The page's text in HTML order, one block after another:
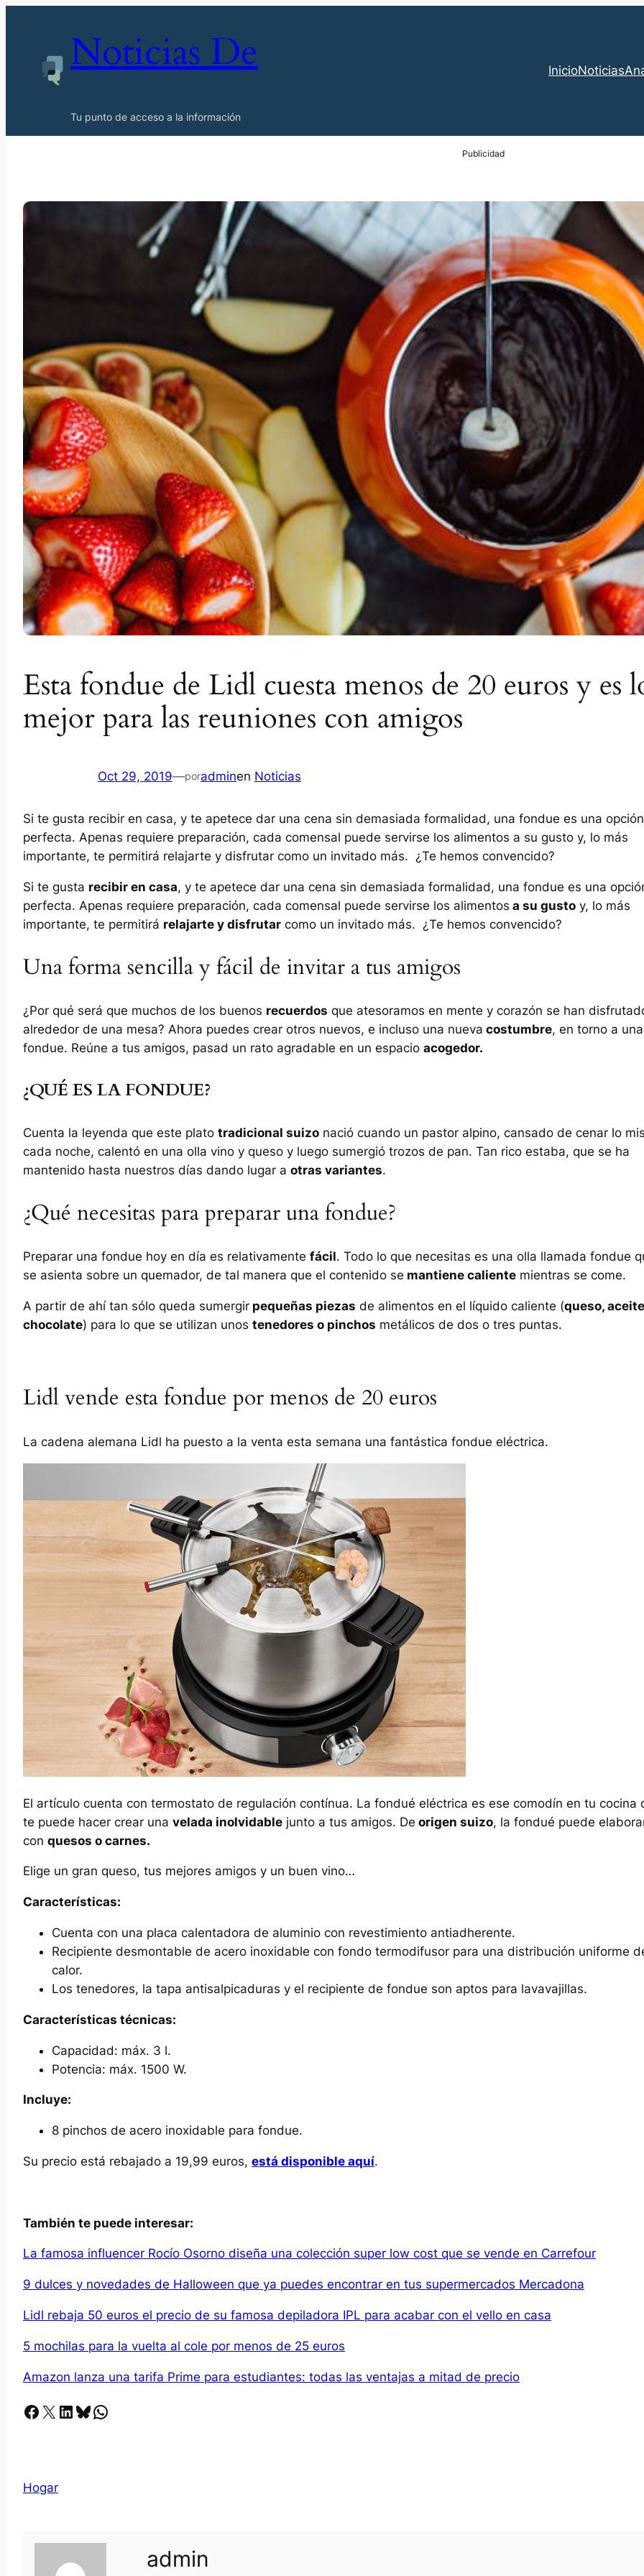
Noticias De
Tu punto de acceso a la información
InicioNoticias
Esta fondue de Lidl cuesta menos de 20 euros y es
mejor para las reuniones con amigos
Oct 29, 2019—poradminen Noticias
Si te gusta recibir en casa, y te apetece dar una cena sin demasiada formalidad, una fondue es una opción
perfecta. Apenas requiere preparación, cada comensal puede servirse los alimentos a su gusto y, lo más
importante, te permitirá relajarte y disfrutar como un invitado más. ¿Te hemos convencido?
Si te gusta recibir en casa, y te apetece dar una cena sin demasiada formalidad, una fondue es una
perfecta. Apenas requiere preparación, cada comensal puede servirse los alimentos a su gusto y, lo más
importante, te permitirá relajarte y disfrutar como un invitado más. ¿Te hemos convencido?
Una forma sencilla y fácil de invitar a tus amigos
¿Por qué será que muchos de los buenos recuerdos que atesoramos en mente y corazón se han
alrededor de una mesa? Ahora puedes crear otros nuevos, e incluso una nueva costumbre, en torno a una
fondue. Reúne a tus amigos, pasad un rato agradable en un espacio acogedor.
¿QUÉ ES LA FONDUE?
Cuenta la leyenda que este plato tradicional suizo nació cuando un pastor alpino, cansado de cenar lo
cada noche, calentó en una olla vino y queso y luego sumergió trozos de pan. Tan rico estaba, que se ha
mantenido hasta nuestros días dando lugar a otras variantes.
¿Qué necesitas para preparar una fondue?
Preparar una fondue hoy en día es relativamente fácil. Todo lo que necesitas es una olla llamada fondue
se asienta sobre un quemador, de tal manera que el contenido se mantiene caliente mientras se come.
A partir de ahí tan sólo queda sumergir pequeñas piezas de alimentos en el líquido caliente (queso,
chocolate) para lo que se utilizan unos tenedores o pinchos metálicos de dos o tres puntas.
Lidl vende esta fondue por menos de 20 euros
La cadena alemana Lidl ha puesto a la venta esta semana una fantástica fondue eléctrica.
El artículo cuenta con termostato de regulación contínua. La fondué eléctrica es ese comodín en tu cocina
te puede hacer crear una velada inolvidable junto a tus amigos. De origen suizo, la fondué puede
con quesos o carnes.
Elige un gran queso, tus mejores amigos y un buen vino…
Características:
Cuenta con una placa calentadora de aluminio con revestimiento antiadherente.
Recipiente desmontable de acero inoxidable con fondo termodifusor para una distribución uniforme
calor.
Los tenedores, la tapa antisalpicaduras y el recipiente de fondue son aptos para lavavajillas.
Características técnicas:
Capacidad: máx. 3 l.
Potencia: máx. 1500 W.
Incluye:
8 pinchos de acero inoxidable para fondue.
Su precio está rebajado a 19,99 euros, está disponible aquí.
También te puede interesar:
La famosa influencer Rocío Osorno diseña una colección super low cost que se vende en Carrefour
9 dulces y novedades de Halloween que ya puedes encontrar en tus supermercados Mercadona
Lidl rebaja 50 euros el precio de su famosa depiladora IPL para acabar con el vello en casa
5 mochilas para la vuelta al cole por menos de 25 euros
Amazon lanza una tarifa Prime para estudiantes: todas las ventajas a mitad de precio
Facebook X LinkedIn Bluesky Whatsapp
Hogar
admin